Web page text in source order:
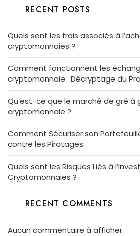
RECENT POSTS
Quels sont les frais associés à
cryptomonnaies ?
Comment fonctionnent les
cryptomonnaie : Décryptage du
Qu’est-ce que le marché de gré à
cryptomonnaie ?
Comment Sécuriser son
contre les Piratages
Quels sont les Risques Liés à
Cryptomonnaies ?
RECENT COMMENTS
Aucun commentaire à afficher.